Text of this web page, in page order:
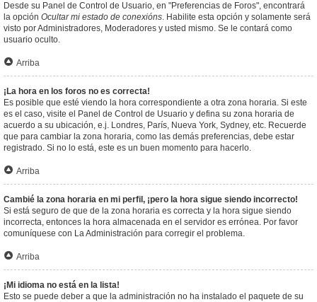
Desde su Panel de Control de Usuario, en "Preferencias de Foros", encontrará
la opción Ocultar mi estado de conexións. Habilite esta opción y solamente será
visto por Administradores, Moderadores y usted mismo. Se le contará como
usuario oculto.
Arriba
¡La hora en los foros no es correcta!
Es posible que esté viendo la hora correspondiente a otra zona horaria. Si este
es el caso, visite el Panel de Control de Usuario y defina su zona horaria de
acuerdo a su ubicación, e.j. Londres, París, Nueva York, Sydney, etc. Recuerde
que para cambiar la zona horaria, como las demás preferencias, debe estar
registrado. Si no lo está, este es un buen momento para hacerlo.
Arriba
Cambié la zona horaria en mi perfil, ¡pero la hora sigue siendo incorrecto!
Si está seguro de que de la zona horaria es correcta y la hora sigue siendo
incorrecta, entonces la hora almacenada en el servidor es errónea. Por favor
comuníquese con La Administración para corregir el problema.
Arriba
¡Mi idioma no está en la lista!
Esto se puede deber a que la administración no ha instalado el paquete de su